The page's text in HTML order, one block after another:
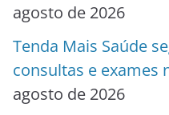
agosto de 2026
Tenda Mais Saúde
consultas e exames
agosto de 2026